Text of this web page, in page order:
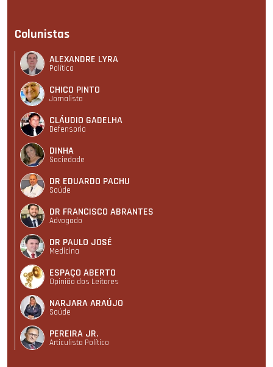
Colunistas
ALEXANDRE LYRA
Política
CHICO PINTO
Jornalista
CLÁUDIO GADELHA
Defensoria
DINHA
Sociedade
DR EDUARDO PACHU
Saúde
DR FRANCISCO ABRANTES
Advogado
DR PAULO JOSÉ
Medicina
ESPAÇO ABERTO
Opinião dos Leitores
NARJARA ARAÚJO
Saúde
PEREIRA JR.
Articulista Polí­tico